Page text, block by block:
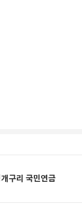
구리 국민연금